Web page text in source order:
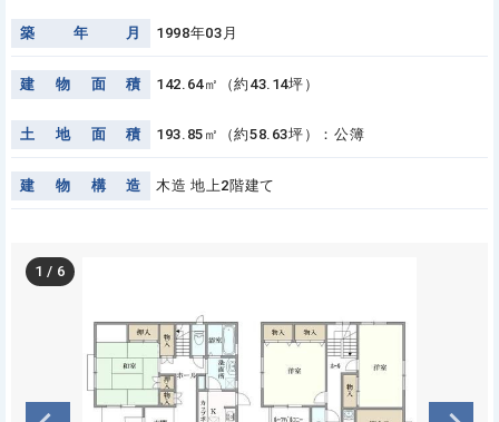
築 年 月 1998年03月
建 物 面 積 142.64㎡（約43.14坪）
土 地 面 積 193.85㎡（約58.63坪）：公簿
建 物 構 造 木造 地上2階建て
1 / 6